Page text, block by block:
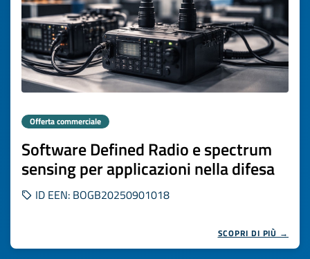
Offerta commerciale
Software Defined Radio e spectrum
sensing per applicazioni nella difesa
ID EEN: BOGB20250901018
SCOPRI DI PIÙ →